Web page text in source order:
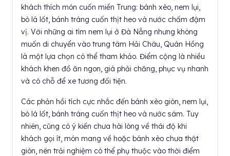
khách thích món cuốn miền Trung: bánh xèo, nem lụi,
bò lá lốt, bánh tráng cuốn thịt heo và nước chấm đậm
vị. Với những ai tìm nem lụi ở Đà Nẵng nhưng không
muốn di chuyển vào trung tâm Hải Châu, Quán Hồng
là một lựa chọn có thể tham khảo. Điểm cộng là nhiều
khách khen đồ ăn ngon, giá phải chăng, phục vụ nhanh
và có chỗ để xe tương đối tiện.
Các phản hồi tích cực nhắc đến bánh xèo giòn, nem lụi,
bò lá lốt, bánh tráng cuốn thịt heo và nước sâm. Tuy
nhiên, cũng có ý kiến chưa hài lòng về thái độ khi
khách gọi ít, món mang về hoặc bánh xèo chưa thật
giòn, nên trải nghiệm có thể phụ thuộc vào thời điểm